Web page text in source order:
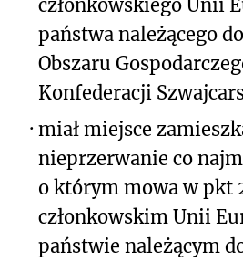
członkowskiego Unii
państwa należącego
Obszaru
Konfederacji
· miał miejsce
nieprzerwanie co
o którym mowa w pkt
członkowskim Unii
państwie należącym